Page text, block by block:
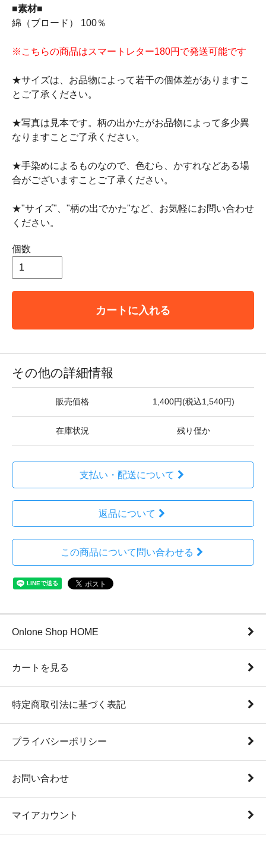
■素材■
綿（ブロード） 100％
※こちらの商品はスマートレター180円で発送可能です
★サイズは、お品物によって若干の個体差がありますこ
とご了承ください。
★写真は見本です。柄の出かたがお品物によって多少異
なりますことご了承ください。
★手染めによるものなので、色むら、かすれなどある場
合がございますことご了承ください。
★"サイズ"、"柄の出でかた"など、お気軽にお問い合わせ
ください。
個数
カートに入れる
その他の詳細情報
販売価格 1,400円(税込1,540円)
在庫状況 残り僅か
支払い・配送について
返品について
この商品について問い合わせる
Onlone Shop HOME
カートを見る
特定商取引法に基づく表記
プライバシーポリシー
お問い合わせ
マイアカウント